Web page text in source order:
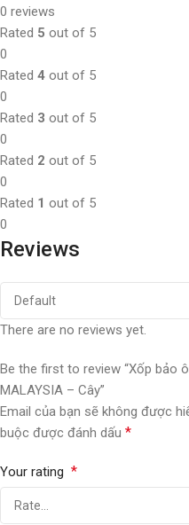
0 reviews
Rated 5 out of 5
0
Rated 4 out of 5
0
Rated 3 out of 5
0
Rated 2 out of 5
0
Rated 1 out of 5
0
Reviews
There are no reviews yet.
Be the first to review “Xốp bảo
MALAYSIA – Cây”
Email của bạn sẽ không được
buộc được đánh dấu *
Your rating *